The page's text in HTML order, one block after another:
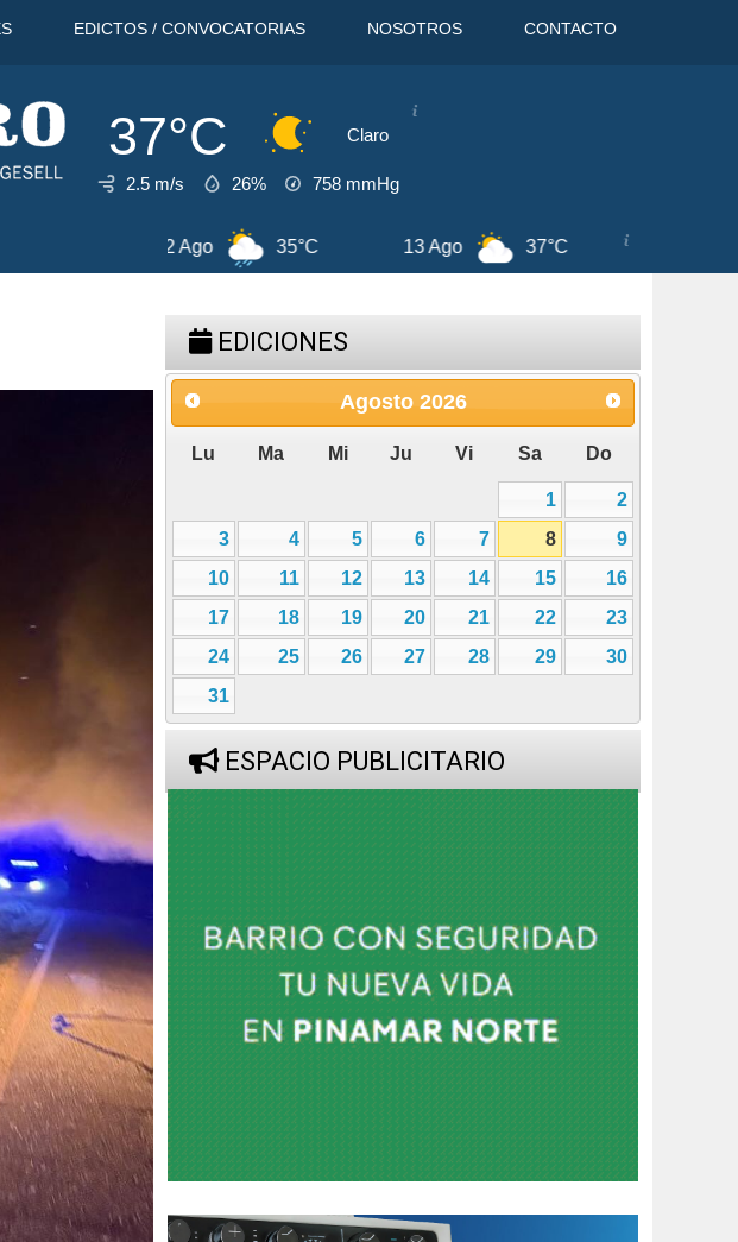
EDICTOS / CONVOCATORIAS NOSOTROS CONTACTO
37°C Claro
2.5 m/s 26% 758 mmHg
37°C 14 Ago 38°C 8 Ago
EDICIONES
Agosto 2026
Lu Ma Mi Ju Vi Sa Do
1
2
3
4 5 6 7 8
9
10
11 12 13 14 15
16
17
18 19 20 21 22
23
24
25 26 27 28 29
30
31
ESPACIO PUBLICITARIO